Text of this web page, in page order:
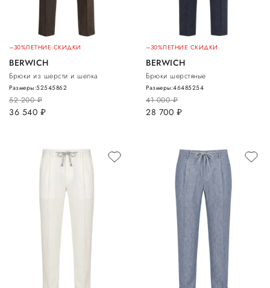
–30%ЛЕТНИЕ СКИДКИ
BERWICH
Брюки из шерсти и шелка
52 200руб.
36 540 руб.
Размеры:52545862
–30%ЛЕТНИЕ СКИДКИ
BERWICH
Брюки шерстяные
41 000руб.
28 700 руб.
Размеры:46485254